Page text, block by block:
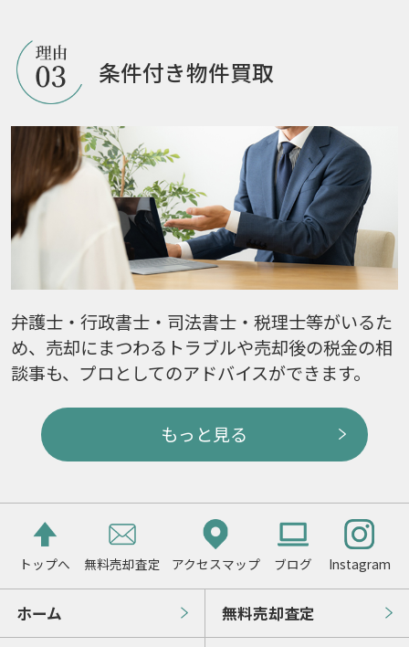
条件付き物件買取
弁護士・行政書士・司法書士・税理士等がいるた
め、売却にまつわるトラブルや売却後の税金の相
談事も、プロとしてのアドバイスができます。
もっと見る
トップへ 無料売却査定 アクセスマップ ブログ Instagram
ホーム 無料売却査定